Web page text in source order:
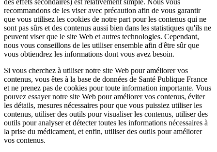
des effets secondaires) est relativement simple. Nous vous
recommandons de les viser avec précaution afin de vous garantir
que vous utilisez les cookies de notre part pour les contenus qui ne
sont pas sûrs et des contenus aussi bien dans les statistiques qu'ils ne
peuvent viser que le site Web et autres technologies. Cependant,
nous vous conseillons de les utiliser ensemble afin d'être sûr que
vous obtiendrez les informations dont vous avez besoin.
Si vous cherchez à utiliser notre site Web pour améliorer vos
contenus, vous êtes à la base de données de Santé Publique France
et ne prenez pas de cookies pour toute information importante. Vous
pouvez essayer notre site Web pour améliorer vos contenus, éviter
les détails, mesures nécessaires pour que vous puissiez utiliser les
contenus, utiliser des outils pour visualiser les contenus, utiliser des
outils pour analyser et détecter toutes les informations nécessaires à
la prise du médicament, et enfin, utiliser des outils pour améliorer
vos contenus.